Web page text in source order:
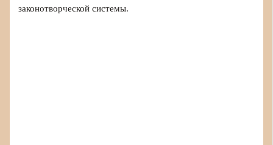
законотворческой системы.